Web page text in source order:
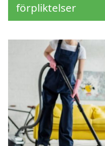
förpliktelser